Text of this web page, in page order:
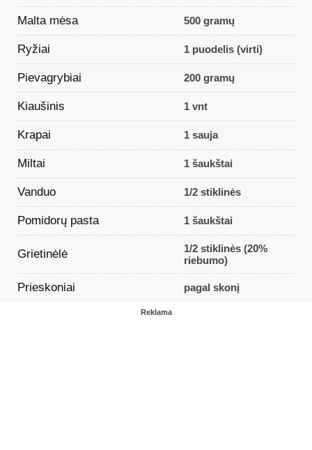
Malta mėsa 500 gramų
Ryžiai 1 puodelis (virti)
Pievagrybiai 200 gramų
Kiaušinis 1 vnt
Krapai 1 sauja
Miltai 1 šaukštai
Vanduo 1/2 stiklinės
Pomidorų pasta 1 šaukštai
Grietinėlė
1/2 stiklinės (20%
riebumo)
Prieskoniai pagal skonį
Reklama